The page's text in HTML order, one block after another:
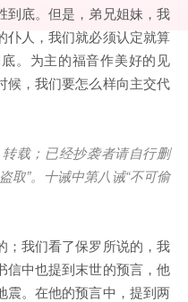
到底。但是，弟兄姐妹，我
仆人，我们就必须认定就算
。为主的福音作美好的见
候，我们要怎么样向主交代
载；已经抄袭者请自行删
取”。十诫中第八诫“不可偷
；我们看了保罗所说的，我
信中也提到末世的预言，他
震。在他的预言中，提到两